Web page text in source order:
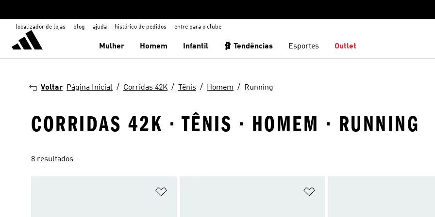
localizador de lojas blog ajuda histórico de pedidos entre para o clube
Mulher Homem Infantil 🩰 Tendências Esportes Outlet
Voltar Página Inicial Corridas 42K Tênis Homem Running
CORRIDAS 42K · TÊNIS · HOMEM · RUNNING
8 resultados